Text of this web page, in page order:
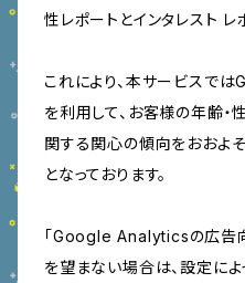
性レポートとインタレスト レ
これにより、本サービス
を利用して、お客様の年齢・
関する関心の傾向をおおよ
となっております。
「Google Analyticsの広告
を望まない場合は、設定に